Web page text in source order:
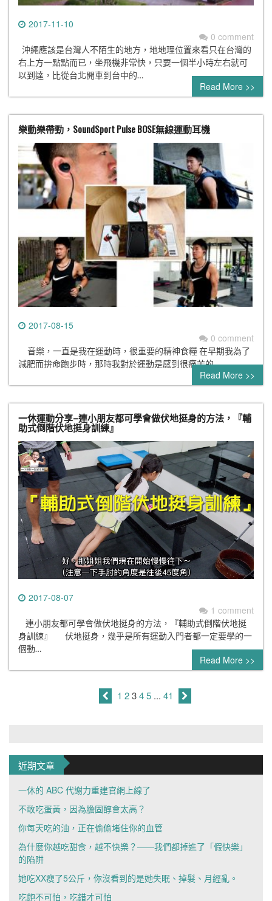
2017-11-10
0 comment
沖繩應該是台灣人不陌生的地方，地地理位置來看只在台灣的
右上方一點點而已，坐飛機非常快，只要一個半小時左右就可
以到達，比從台北開車到台中的…
Read More >>
樂動樂帶勁，SoundSport Pulse BOSE無線運動耳機
2017-08-15
0 comment
音樂，一直是我在運動時，很重要的精神食糧 在早期我為了
減肥而拚命跑步時，那時我對於運動是感到很痛苦的…
Read More >>
一休運動分享–連小朋友都可學會做伏地挺身的方法，『輔
助式倒階伏地挺身訓練』
2017-08-07
1 comment
連小朋友都可學會做伏地挺身的方法，『輔助式倒階伏地挺
身訓練』 伏地挺身，幾乎是所有運動入門者都一定要學的一
個動…
Read More >>
1 2345 ... 41
近期文章
一休的 ABC 代謝力重建官網上線了
不敢吃蛋黃，因為膽固醇會太高？
你每天吃的油，正在偷偷堵住你的血管
為什麼你越吃甜食，越不快樂？——我們都掉進了「假快樂」
的陷阱
她吃XX瘦了5公斤，你沒看到的是她失眠、掉髮、月經亂。
吃飽不可怕，吃錯才可怕